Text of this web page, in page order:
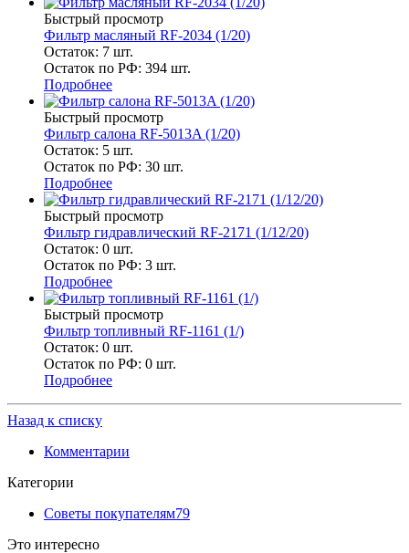
Быстрый просмотр
Фильтр масляный RF-2034 (1/20)
Остаток: 7 шт.
Остаток по РФ: 394 шт.
Подробнее
Быстрый просмотр
Фильтр салона RF-5013A (1/20)
Остаток: 5 шт.
Остаток по РФ: 30 шт.
Подробнее
Быстрый просмотр
Фильтр гидравлический RF-2171 (1/12/20)
Остаток: 0 шт.
Остаток по РФ: 3 шт.
Подробнее
Быстрый просмотр
Фильтр топливный RF-1161 (1/)
Остаток: 0 шт.
Остаток по РФ: 0 шт.
Подробнее
Назад к списку
Комментарии
Категории
Советы покупателям79
Это интересно